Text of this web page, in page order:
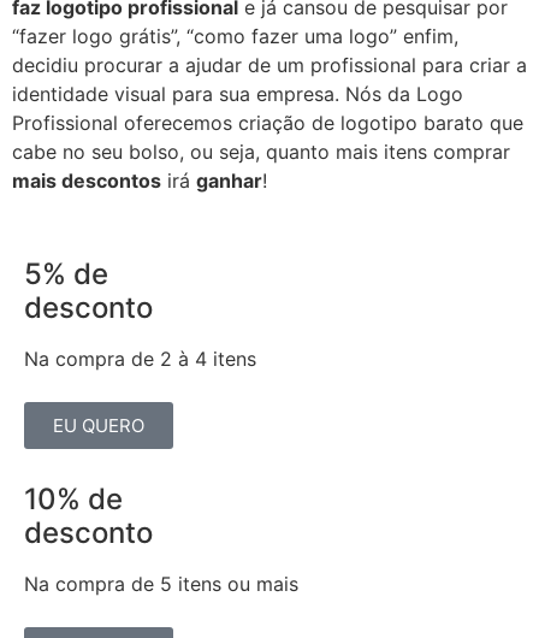
faz logotipo profissional e já cansou de pesquisar por
“fazer logo grátis”, “como fazer uma logo” enfim,
decidiu procurar a ajudar de um profissional para criar a
identidade visual para sua empresa. Nós da Logo
Profissional oferecemos criação de logotipo barato que
cabe no seu bolso, ou seja, quanto mais itens comprar
mais descontos irá ganhar!
5% de
desconto
Na compra de 2 à 4 itens
EU QUERO
10% de
desconto
Na compra de 5 itens ou mais